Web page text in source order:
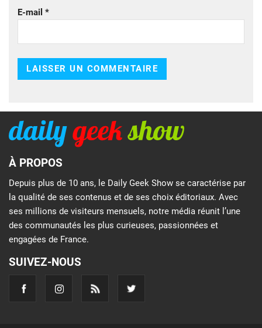
E-mail *
À PROPOS
Depuis plus de 10 ans, le Daily Geek Show se caractérise par
la qualité de ses contenus et de ses choix éditoriaux. Avec
ses millions de visiteurs mensuels, notre média réunit l’une
des communautés les plus curieuses, passionnées et
engagées de France.
SUIVEZ-NOUS